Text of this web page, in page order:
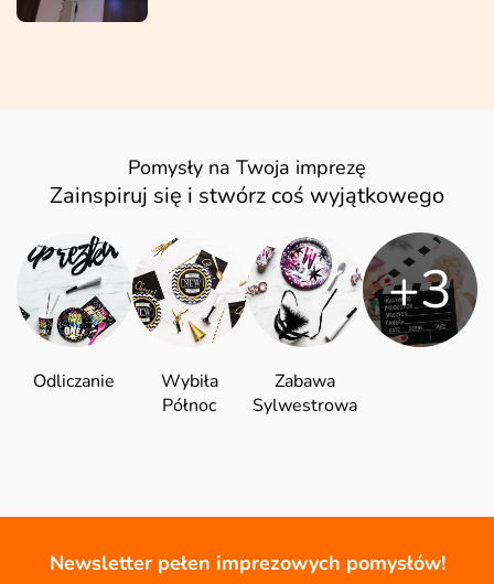
Pomysły na Twoja imprezę
Zainspiruj się i stwórz coś wyjątkowego
Odliczanie
Wybiła
Północ
Zabawa
Sylwestrowa
+3
Newsletter pełen imprezowych pomysłów!